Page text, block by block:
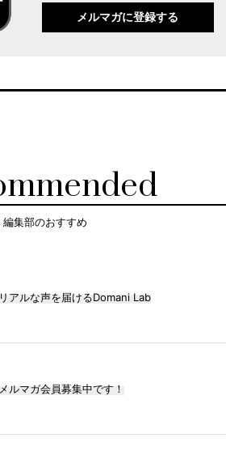
メルマガに登録する
編集部のおすすめ
リアルな声を届けるDomani Lab
メルマガ会員募集中です！